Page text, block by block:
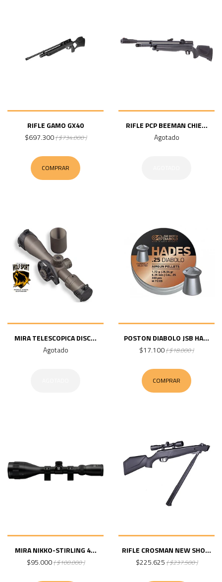
RIFLE GAMO GX40
$697.300( $734.000 )
COMPRAR
RIFLE PCP BEEMAN CHIE...
Agotado
MIRA TELESCOPICA DISC...
Agotado
POSTON DIABOLO JSB HA...
$17.100( $18.000 )
COMPRAR
MIRA NIKKO-STIRLING 4...
$95.000( $100.000 )
RIFLE CROSMAN NEW SHO...
$225.625( $237.500 )